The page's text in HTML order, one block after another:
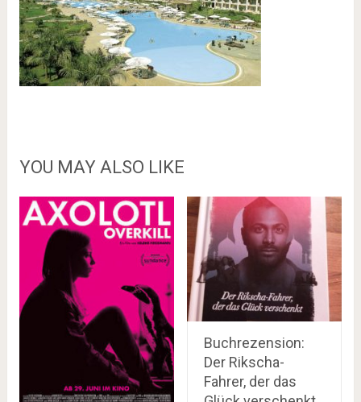
YOU MAY ALSO LIKE
Buchrezension:
Der Rikscha-
Fahrer, der das